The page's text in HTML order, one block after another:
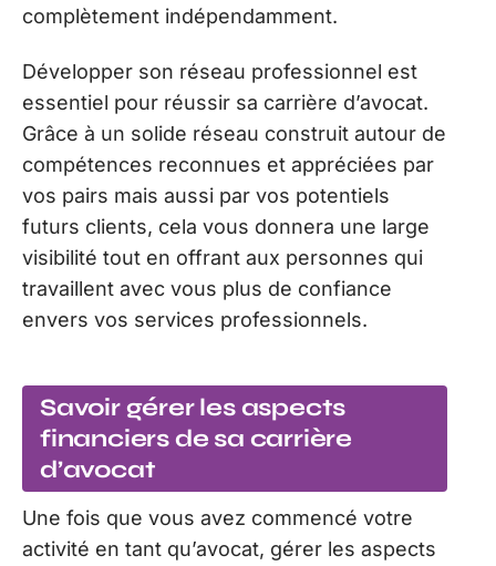
complètement indépendamment.
Développer son réseau professionnel est
essentiel pour réussir sa carrière d’avocat.
Grâce à un solide réseau construit autour de
compétences reconnues et appréciées par
vos pairs mais aussi par vos potentiels
futurs clients, cela vous donnera une large
visibilité tout en offrant aux personnes qui
travaillent avec vous plus de confiance
envers vos services professionnels.
Savoir gérer les aspects
financiers de sa carrière
d’avocat
Une fois que vous avez commencé votre
activité en tant qu’avocat, gérer les aspects